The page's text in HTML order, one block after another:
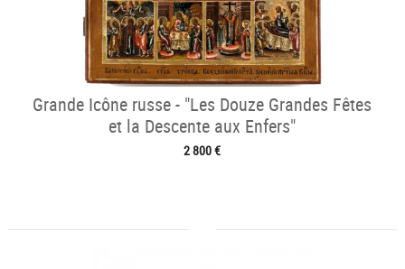
Grande Icône russe - "Les Douze Grandes Fêtes
et la Descente aux Enfers"
2 800 €